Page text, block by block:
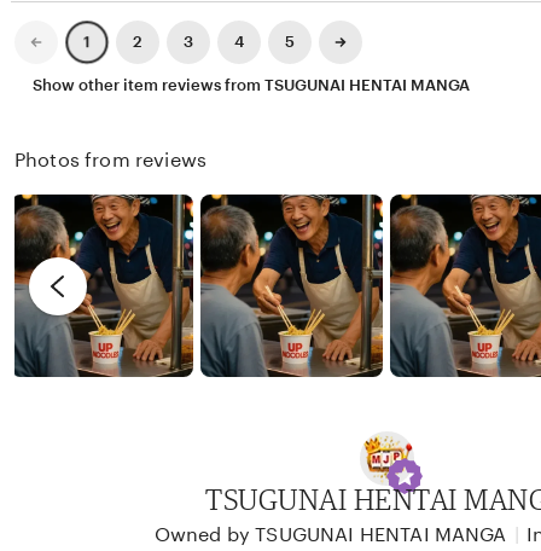
I
I
y
R
e
n
r
e
v
i
b
Previous
page
1 2 3 4 5
Next
page
Show other item reviews from TSUGUNAI HENTAI MANGA
Photos from reviews
TSUGUNAI HENTAI
Owned by TSUGUNAI HENTAI MANGA